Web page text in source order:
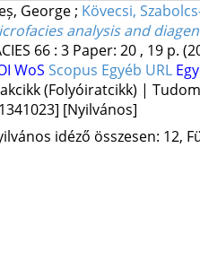
George; Kövecsi,
analysis and
66: 3 Paper: 20 , 19 p.
WoS Scopus Egyéb URL
(Folyóiratcikk) |
[Nyilvános]
idéző összesen: 12,